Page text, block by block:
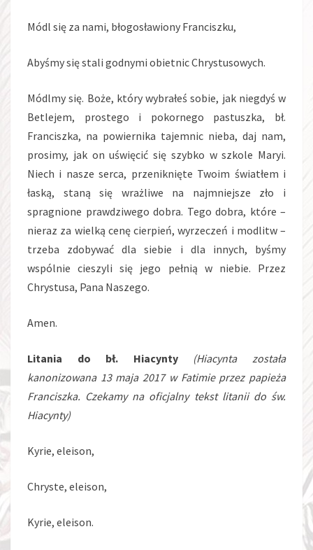
Módl się za nami, błogosławiony Franciszku,
Abyśmy się stali godnymi obietnic Chrystusowych.
Módlmy się. Boże, który wybrałeś sobie, jak niegdyś w
Betlejem, prostego i pokornego pastuszka, bł.
Franciszka, na powiernika tajemnic nieba, daj nam,
prosimy, jak on uświęcić się szybko w szkole Maryi.
Niech i nasze serca, przeniknięte Twoim światłem i
łaską, staną się wrażliwe na najmniejsze zło i
spragnione prawdziwego dobra. Tego dobra, które –
nieraz za wielką cenę cierpień, wyrzeczeń i modlitw –
trzeba zdobywać dla siebie i dla innych, byśmy
wspólnie cieszyli się jego pełnią w niebie. Przez
Chrystusa, Pana Naszego.
Amen.
Litania do bł. Hiacynty
(Hiacynta została
kanonizowana 13 maja 2017 w Fatimie przez papieża
Franciszka. Czekamy na oficjalny tekst litanii do św.
Hiacynty)
Kyrie, eleison,
Chryste, eleison,
Kyrie, eleison.